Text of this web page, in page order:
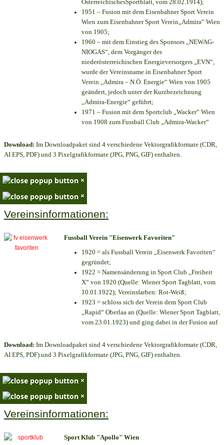
ÖsterreichischesSportblatt, vom 28.02.1914);
1951 – Fusion mit dem Eisenbahner Sport Verein
Wien zum Eisenbahner Sport Verein„Admira“ Wien
von 1905;
1960 – mit dem Einstieg des Sponsors „NEWAG-
NIOGAS“, dem Vorgänger des
niederösterreichischen Energieversorgers „EVN“,
wurde der Vereinsname in Eisenbahner Sport
Verein „Admira – N.Ö. Energie“ Wien von 1905
geändert, jedoch unter der Kurzbezeichnung
„Admira-Energie“ geführt;
1971 – Fusion mit dem Sportclub „Wacker“ Wien
von 1908 zum Fussball Club „Admira-Wacker“
Download: Im Downloadpaket sind 4 verschiedene Vektorgrafikformate (CDR,
AI EPS, PDF) und 3 Pixelgrafikformate (JPG, PNG, GIF) enthalten.
×
×
Vereinsinformationen:
Fussball Verein "Eisenwerk Favoriten"
1920 = als Fussball Verein „Eisenwerk Favoriten“
gegründet;
1922 = Namensänderung in Sport Club „Freiheit
X“ von 1920 (Quelle: Wiener Sport Tagblatt, vom
10.01.1922); Vereinsfarben: Rot-Weiß;
1923 = schloss sich der Verein dem Sport Club
„Rapid“ Oberlaa an (Quelle: Wiener Sport Tagblatt,
vom 23.01.1923) und ging dabei in der Fusion auf
Download: Im Downloadpaket sind 4 verschiedene Vektorgrafikformate (CDR,
AI EPS, PDF) und 3 Pixelgrafikformate (JPG, PNG, GIF) enthalten.
×
×
Vereinsinformationen:
Sport Klub "Apollo" Wien